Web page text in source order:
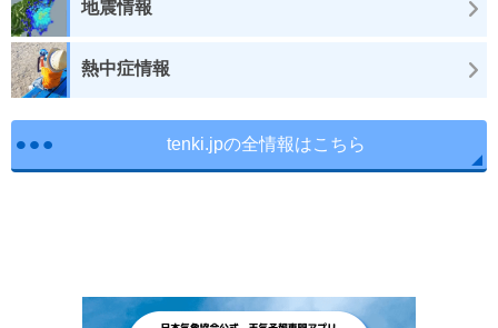
地震情報
熱中症情報
tenki.jpの全情報はこちら